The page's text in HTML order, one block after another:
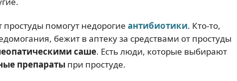
помогут недорогие антибиотики. Кто-то,
бежит в аптеку за средствами от простуды
саше. Есть люди, которые выбирают
препараты при простуде.